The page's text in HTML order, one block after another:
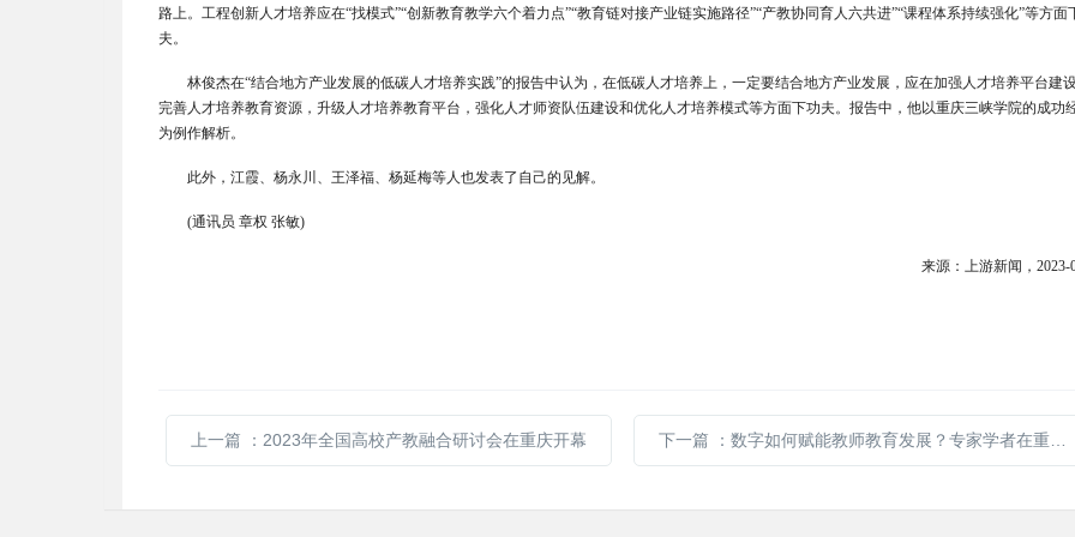
路上。工程创新人才培养应在“找模式”“创新教育教学六个着力点”“教育链对接产业链实施路径”“产教协同育人六共进”“课程体系持续强化”等方面
夫。
林俊杰在“结合地方产业发展的低碳人才培养实践”的报告中认为，在低碳人才培养上，一定要结合地方产业发展，应在加强人才培养平台建设
完善人才培养教育资源，升级人才培养教育平台，强化人才师资队伍建设和优化人才培养模式等方面下功夫。报告中，他以重庆三峡学院的成功
为例作解析。
此外，江霞、杨永川、王泽福、杨延梅等人也发表了自己的见解。
(通讯员 章权 张敏)
来源：上游新闻，2023-
上一篇 ：2023年全国高校产教融合研讨会在重庆开幕 下一篇 ：数字如何赋能教师教育发展？专家学者在重庆展开交流